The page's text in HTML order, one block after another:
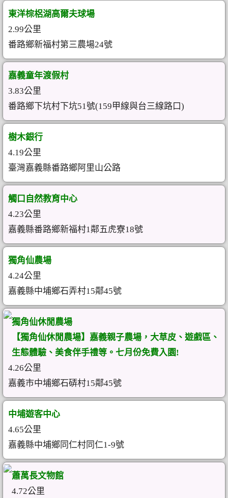
東洋棕梠湖高爾夫球場
2.99公里
番路鄉新福村第三農場24號
嘉義童年渡假村
3.83公里
番路鄉下坑村下坑51號(159甲線與台三線路口)
樹木銀行
4.19公里
臺灣嘉義縣番路鄉阿里山公路
觸口自然教育中心
4.23公里
嘉義縣番路鄉新福村1鄰五虎寮18號
獨角仙農場
4.24公里
嘉義縣中埔鄉石弄村15鄰45號
獨角仙休閒農場
【獨角仙休閒農場】嘉義親子農場，大草皮、遊戲區、
生態體驗、美食伴手禮等。七月份免費入園!
4.26公里
嘉義市中埔鄉石硦村15鄰45號
中埔遊客中心
4.65公里
嘉義縣中埔鄉同仁村同仁1-9號
蕭萬長文物館
4.72公里